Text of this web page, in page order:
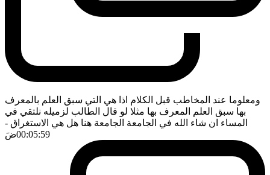
ومعلوما عند المخاطب قبل الكلام اذا هي التي سبق العلم بالمعرف
بها سبق العلم المعرف بها مثلا لو قال الطالب لزميله نلتقي في
المساء ان شاء الله في الجامعة الجامعة هنا هل هي الاستغراق -
00:05:59ضَ